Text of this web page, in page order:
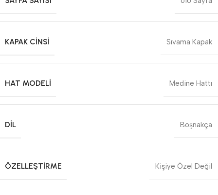
KAPAK CINSI Sıvama Kapak
HAT MODELI Medine Hattı
DIL Boşnakça
ÖZELLEŞTIRME Kişiye Özel Değil